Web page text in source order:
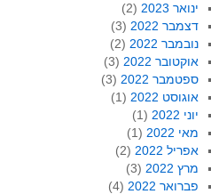
ינואר 2023
(2)
דצמבר 2022
(3)
נובמבר 2022
(2)
אוקטובר 2022
(3)
ספטמבר 2022
(3)
אוגוסט 2022
(1)
יוני 2022
(1)
מאי 2022
(1)
אפריל 2022
(2)
מרץ 2022
(3)
פברואר 2022
(4)